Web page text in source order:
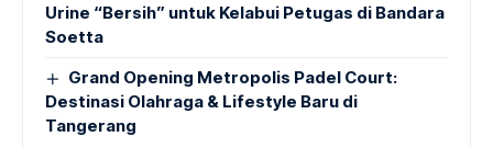
Urine “Bersih” untuk Kelabui Petugas di Bandara
Soetta
Grand Opening Metropolis Padel Court:
Destinasi Olahraga & Lifestyle Baru di
Tangerang